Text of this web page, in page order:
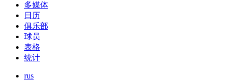
多媒体
日历
俱乐部
球员
表格
统计
rus